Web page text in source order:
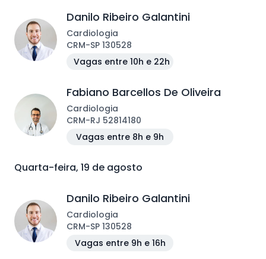
Danilo Ribeiro Galantini
Cardiologia
CRM-SP 130528
Vagas entre 10h e 22h
Fabiano Barcellos De Oliveira
Cardiologia
CRM-RJ 52814180
Vagas entre 8h e 9h
Quarta-feira, 19 de agosto
Danilo Ribeiro Galantini
Cardiologia
CRM-SP 130528
Vagas entre 9h e 16h